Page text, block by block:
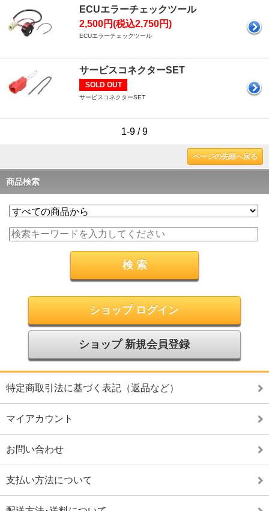
ECUエラーチェックツール
2,500円(税込2,750円)
ECUエラーチェックツール
サービスコネクターSET
SOLD OUT
サービスコネクターSET
1-9 / 9
ページの先頭へ戻る
商品検索
ショップ ログイン
ショップ 新規会員登録
特定商取引法に基づく表記（返品など）
マイアカウント
お問い合わせ
支払い方法について